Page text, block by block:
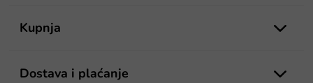
Kupnja
Dostava i plaćanje